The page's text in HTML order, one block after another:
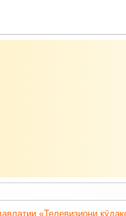
«Телевизиони